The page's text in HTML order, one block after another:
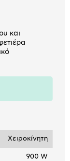
και
Χειροκίνητη
900 W